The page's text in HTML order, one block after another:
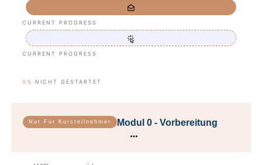
CURRENT PROGRESS
CURRENT PROGRESS
0% NICHT GESTARTET
Nur Für Kursteilnehmer Modul 0 - Vorbereitung